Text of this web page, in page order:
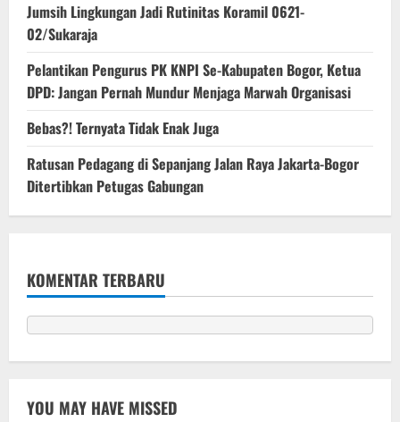
Jumsih Lingkungan Jadi Rutinitas Koramil 0621-
02/Sukaraja
Pelantikan Pengurus PK KNPI Se-Kabupaten Bogor, Ketua
DPD: Jangan Pernah Mundur Menjaga Marwah Organisasi
Bebas?! Ternyata Tidak Enak Juga
Ratusan Pedagang di Sepanjang Jalan Raya Jakarta-Bogor
Ditertibkan Petugas Gabungan
KOMENTAR TERBARU
YOU MAY HAVE MISSED